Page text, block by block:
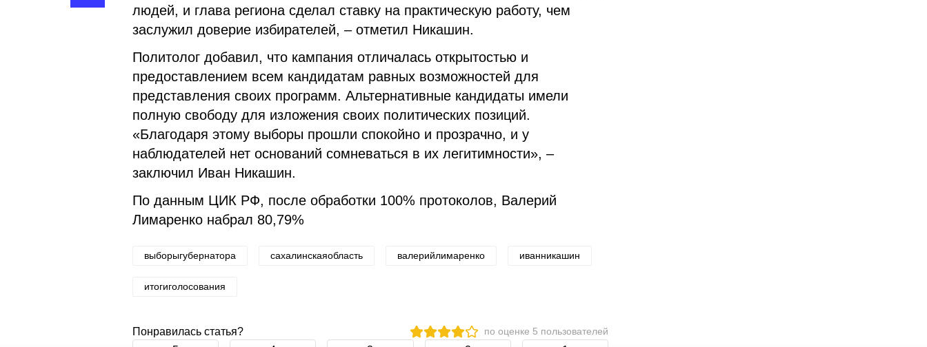
людей, и глава региона сделал ставку на практическую работу, чем
заслужил доверие избирателей, – отметил Никашин.
Политолог добавил, что кампания отличалась открытостью и
предоставлением всем кандидатам равных возможностей для
представления своих программ. Альтернативные кандидаты имели
полную свободу для изложения своих политических позиций.
«Благодаря этому выборы прошли спокойно и прозрачно, и у
наблюдателей нет оснований сомневаться в их легитимности», –
заключил Иван Никашин.
По данным ЦИК РФ, после обработки 100% протоколов, Валерий
Лимаренко набрал 80,79%
выборыгубернатора сахалинскаяобласть валерийлимаренко иванникашин
итогиголосования
Понравилась статья? по оценке 5 пользователей